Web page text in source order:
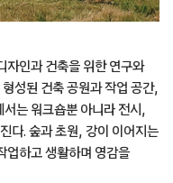
자인과 건축을 위한 연구와
성된 건축 공원과 작업 공간,
는 워크숍뿐 아니라 전시,
다. 숲과 초원, 강이 이어지는
업하고 생활하며 영감을